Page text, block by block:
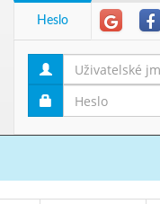
Heslo